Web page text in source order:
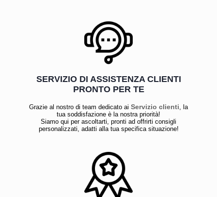
SERVIZIO DI ASSISTENZA CLIENTI
PRONTO PER TE
Grazie al nostro di team dedicato ai Servizio clienti, la
tua soddisfazione è la nostra priorità!
Siamo qui per ascoltarti, pronti ad offrirti consigli
personalizzati, adatti alla tua specifica situazione!